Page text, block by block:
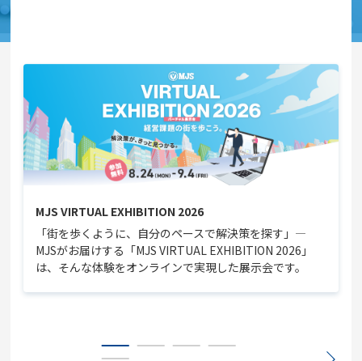
MJS VIRTUAL EXHIBITION 2026
「街を歩くように、自分のペースで解決策を探す」—
MJSがお届けする「MJS VIRTUAL EXHIBITION 2026」
は、そんな体験をオンラインで実現した展示会です。